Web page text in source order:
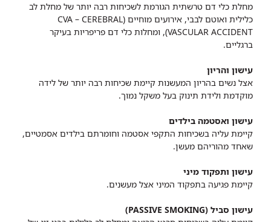
מחלת כלי דם טרשתית הגורמת לשכיחות רבה יותר של מחלת לב
כלילית ואוטם לבבי, אירועים מוחיים (CVA – CEREBRAL
VASCULAR ACCIDENT), ומחלות כלי דם פריפריות בעיקר
ברגליים.
עישון והריון
אצל נשים בהריון המעשנות קיימת שכיחות רבה יותר של לידה
מוקדמת ולידת תינוק בעל משקל נמוך.
עישון ואסטמה בילדים
קיימת עליה בשכיחות התקפי אסטמה וחומרתם בילדים אסמטיים,
שאחד מהוריהם מעשן.
עישון ותפקוד מיני
קיימת פגיעה בתפקוד המיני אצל מעשנים.
עישון סביל (PASSIVE SMOKING)